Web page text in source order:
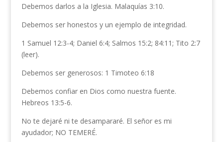
Debemos darlos a la Iglesia. Malaquías 3:10.
Debemos ser honestos y un ejemplo de integridad.
1 Samuel 12:3-4; Daniel 6:4; Salmos 15:2; 84:11; Tito 2:7
(leer).
Debemos ser generosos: 1 Timoteo 6:18
Debemos confiar en Dios como nuestra fuente.
Hebreos 13:5-6.
No te dejaré ni te desampararé. El señor es mi
ayudador; NO TEMERÉ.